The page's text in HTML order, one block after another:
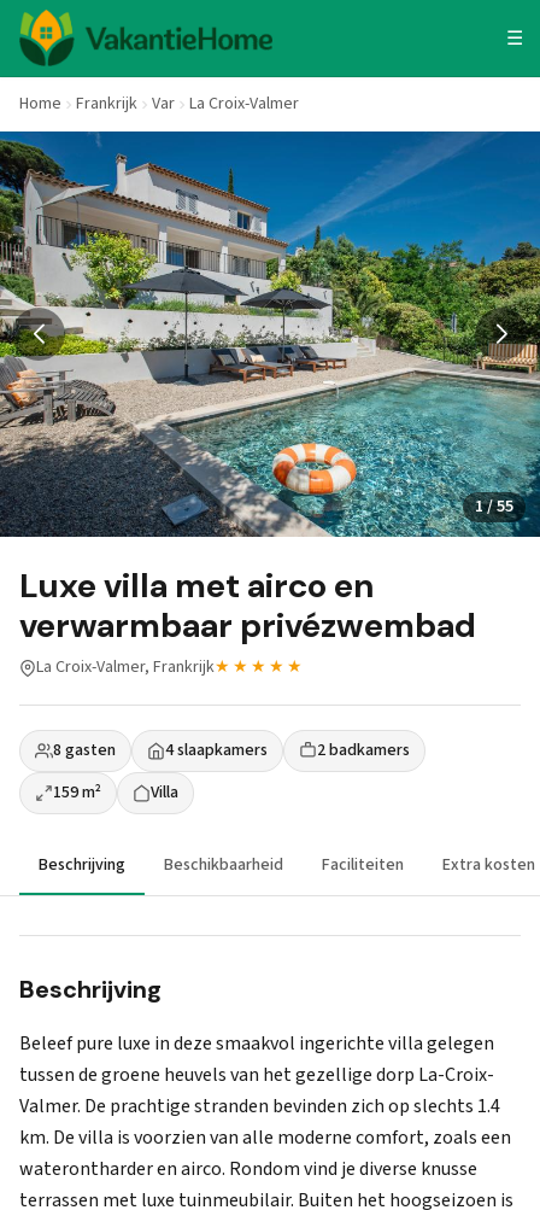
☰
Home Frankrijk Var La Croix-Valmer
1 / 55
Luxe villa met airco en
verwarmbaar privézwembad
La Croix-Valmer, Frankrijk★★★★★
8 gasten 4 slaapkamers
2 badkamers
159 m²
Villa
Beschrijving Beschikbaarheid Faciliteiten Extra kosten
Beschrijving
Beleef pure luxe in deze smaakvol ingerichte villa gelegen
tussen de groene heuvels van het gezellige dorp La-Croix-
Valmer. De prachtige stranden bevinden zich op slechts 1.4
km. De villa is voorzien van alle moderne comfort, zoals een
waterontharder en airco. Rondom vind je diverse knusse
terrassen met luxe tuinmeubilair. Buiten het hoogseizoen is